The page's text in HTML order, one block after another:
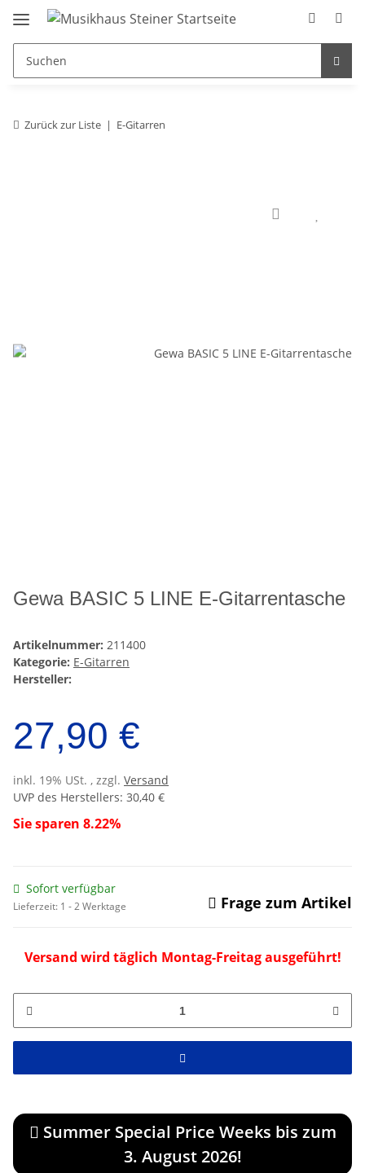
Zurück zur Liste E-Gitarren
Gewa BASIC 5 LINE E-Gitarrentasche
Artikelnummer: 211400
Kategorie: E-Gitarren
Hersteller:
27,90 €
inkl. 19% USt. , zzgl. Versand
UVP des Herstellers: 30,40 €
Sie sparen 8.22%
Sofort verfügbar
Lieferzeit: 1 - 2 Werktage Frage zum Artikel
Versand wird täglich Montag-Freitag ausgeführt!
Summer Special Price Weeks bis zum
3. August 2026!